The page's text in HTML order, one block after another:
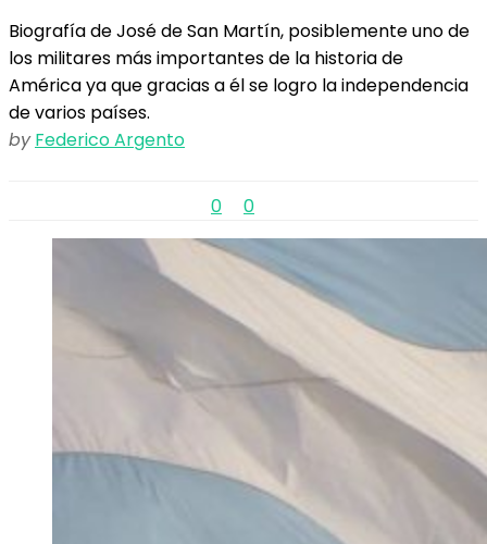
Biografía de José de San Martín, posiblemente uno de
los militares más importantes de la historia de
América ya que gracias a él se logro la independencia
de varios países.
by Federico Argento
0 0